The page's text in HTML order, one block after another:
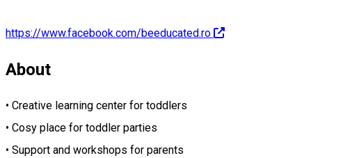
https://www.facebook.com/beeducated.ro
About
• Creative learning center for toddlers
• Cosy place for toddler parties
• Support and workshops for parents